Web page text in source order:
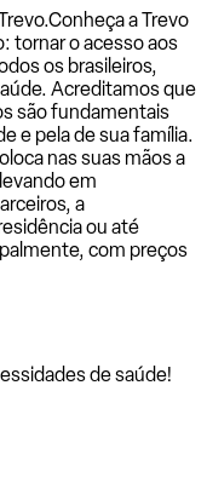
Conheça a Trevo
tornar o acesso aos
os brasileiros,
Acreditamos que
são fundamentais
e pela de sua família.
nas suas mãos a
em
a
ou até
com preços
de saúde!